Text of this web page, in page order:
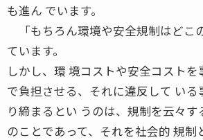
も進ん でいます。
「もちろん環境や安全規制はどこ
ています。
しかし、環 境コストや安全コスト
で負担させる、それに違反して い
り締まるとい うのは、規制を云々
のことであって、それを社会的 規制